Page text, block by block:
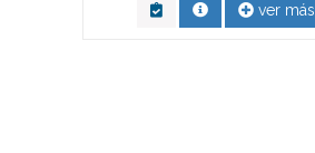
ver más